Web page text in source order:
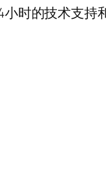
时的技术支持